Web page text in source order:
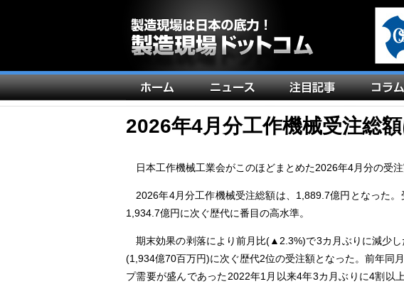
メ
イ
ン
ビ
ー
シ
ョ
ン
2026年4月分工作機械受注総
日本工作機械工業会がこのほどまとめた2026年4月分の受注
2026年4月分工作機械受注総額は、1,889.7億円となった
1,934.7億円に次ぐ歴代に番目の高水準。
期末効果の剥落により前月比(▲2.3%)で3カ月ぶりに減少
(1,934億70百万円)に次ぐ歴代2位の受注額となった。前年同
プ需要が盛んであった2022年1月以来4年3カ月ぶりに4割以